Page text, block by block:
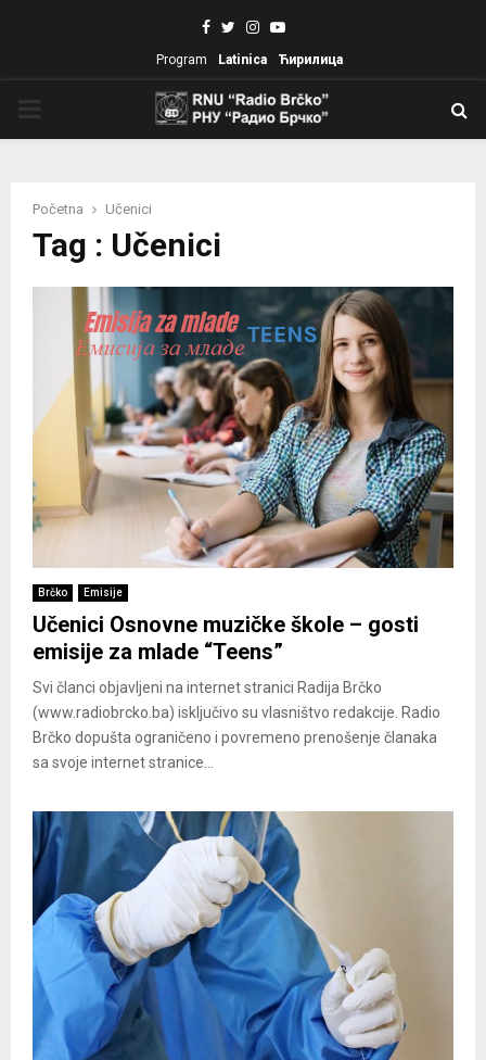
Facebook
TwitterInstagram
Youtube
Program Latinica Ћирилица
Početna Učenici
Tag : Učenici
Brčko Emisije
Učenici Osnovne muzičke škole – gosti
emisije za mlade “Teens”
Svi članci objavljeni na internet stranici Radija Brčko
(www.radiobrcko.ba) isključivo su vlasništvo redakcije. Radio
Brčko dopušta ograničeno i povremeno prenošenje članaka
sa svoje internet stranice...